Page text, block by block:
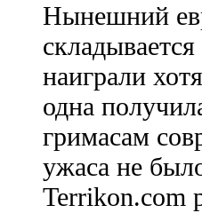
Нынешний
наиграли
одна
гримасам
ужаса не
Terrikon.com